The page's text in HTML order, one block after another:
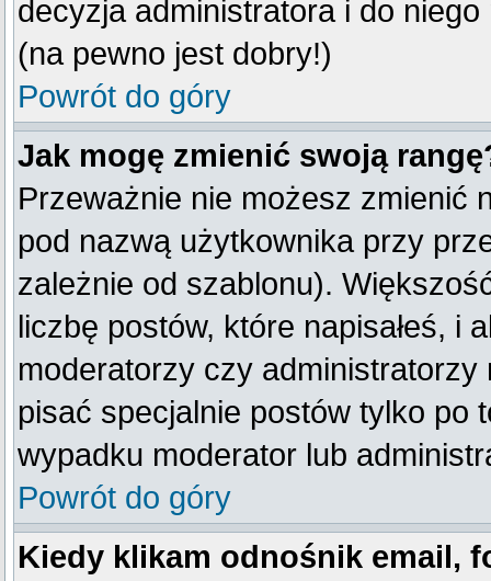
decyzja administratora i do
(na pewno jest dobry!)
Powrót do góry
Jak mogę zmienić swoją
Przeważnie nie możesz zmienić
pod nazwą użytkownika przy
zależnie od szablonu).
liczbę postów, które napisałeś, i
moderatorzy czy
pisać specjalnie postów tylko po
wypadku moderator lub
Powrót do góry
Kiedy klikam odnośnik email,